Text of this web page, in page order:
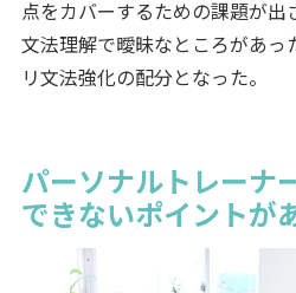
点をカバーするための課題が出
文法理解で曖昧なところがあっ
リ文法強化の配分となった。
パーソナルトレーナ
できないポイントが